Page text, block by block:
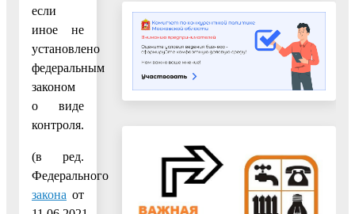
если
иное не
установлено
федеральным
законом
о виде
контроля.
(в ред.
Федерального
закона от